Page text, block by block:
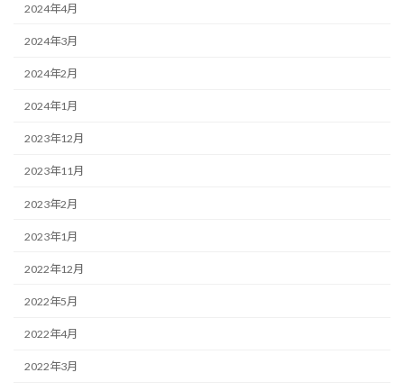
2024年4月
2024年3月
2024年2月
2024年1月
2023年12月
2023年11月
2023年2月
2023年1月
2022年12月
2022年5月
2022年4月
2022年3月